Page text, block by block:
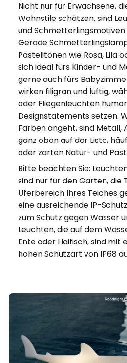
Nicht nur für Erwachsene,
Wohnstile schätzen, sind
und Schmetterlingsmotiven
Gerade
Pastelltönen wie Rosa, Lila
sich ideal fürs Kinder- und
gerne auch fürs
wirken filigran und luftig,
oder Fliegenleuchten
Designstatements setzen.
Farben angeht, sind Metall,
ganz oben auf der Liste,
oder zarten Natur- und
Bitte beachten Sie:
sind nur für den Garten, die
Uferbereich Ihres Teiches
eine ausreichende IP-
zum Schutz gegen Wasser
Leuchten, die auf dem
Ente oder Haifisch, sind mit
hohen Schutzart von IP68